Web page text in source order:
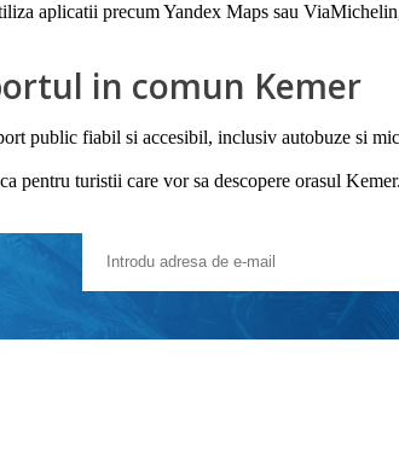
aplicatii precum Yandex Maps sau
in comun Kemer
public fiabil si accesibil, inclusiv autobuze si
pentru turistii care vor sa descopere orasul